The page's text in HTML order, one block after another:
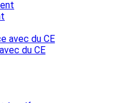
du CE